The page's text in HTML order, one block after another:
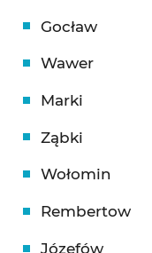
Gocław
Wawer
Marki
Ząbki
Wołomin
Rembertow
Józefów